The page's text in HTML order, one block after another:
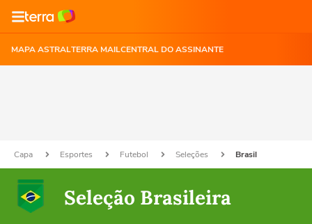
MAPA ASTRALTERRA MAILCENTRAL DO ASSINANTE
Capa Esportes Futebol Seleções Brasil
Seleção Brasileira